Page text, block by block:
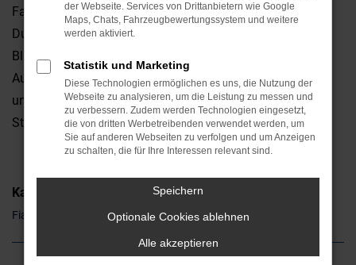
Faktoren. Ob in Schwandorf oder anderswo: ein Fiat
Ducato ist ein Hingucker und weckt gleich auf den ersten
Blick Sympathien. Die „Hardfacts“ wie Leistung,
Ausstattung und Verbrauch stimmen natürlich ebenfalls
und unterstreichen die Eignung sowohl für den
Stadtverkehr als auch für Landstraße und Autobahn.
Kategorie
Fiat Ducato Gebrauchtwagen Schwandorf
der Webseite. Services von Drittanbietern wie Google
Maps, Chats, Fahrzeugbewertungssystem und weitere
werden aktiviert.
Statistik und Marketing
Diese Technologien ermöglichen es uns, die Nutzung der
Webseite zu analysieren, um die Leistung zu messen und
zu verbessern. Zudem werden Technologien eingesetzt,
die von dritten Werbetreibenden verwendet werden, um
Sie auf anderen Webseiten zu verfolgen und um Anzeigen
zu schalten, die für Ihre Interessen relevant sind.
Speichern
Optionale Cookies ablehnen
Alle akzeptieren